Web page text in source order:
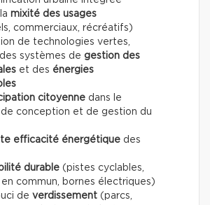
mixité des usages
commerciaux, récréatifs)
de technologies vertes,
systèmes de gestion des
et des énergies
citoyenne dans le
conception et de gestion du
efficacité énergétique des
durable (pistes cyclables,
commun, bornes électriques)
de verdissement (parcs,